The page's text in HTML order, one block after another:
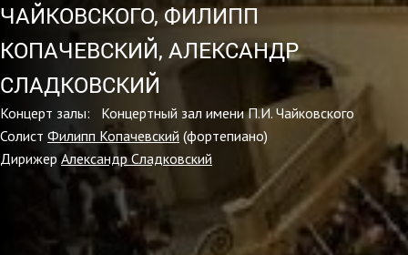
ЧАЙКОВСКОГО, ФИЛИПП
КОПАЧЕВСКИЙ, АЛЕКСАНДР
СЛАДКОВСКИЙ
Концерт залы: Концертный зал имени П.И. Чайковского
Солист Филипп Копачевский (фортепиано)
ДирижерАлександр Сладковский